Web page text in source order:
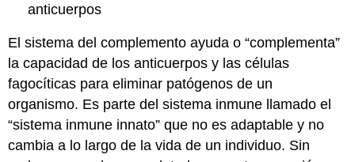
anticuerpos
El sistema del complemento ayuda o “complementa”
la capacidad de los anticuerpos y las células
fagocíticas para eliminar patógenos de un
organismo. Es parte del sistema inmune llamado el
“sistema inmune innato” que no es adaptable y no
cambia a lo largo de la vida de un individuo. Sin